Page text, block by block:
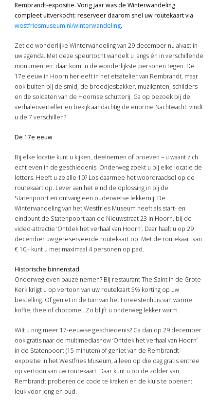
Rembrandt-expositie. Vorig jaar was de Winterwandeling
compleet uitverkocht: reserveer daarom snel uw routekaart via
westfriesmuseum.nl/winterwandeling.
Zet de wonderlijke Winterwandeling van 29 december nu alvast in
uw agenda. Met deze speurtocht wandelt u langs én in verschillende
monumenten: daar komt u de wonderlijkste personen tegen. De
17e eeuw in Hoorn herleeft in het etsatelier van Rembrandt, maar
ook buiten bij de smid, de broodjesbakker, muzikanten, schilders
en de soldaten van de Hoornse schutterij. Ga op bezoek bij de
verhalenverteller en bekijk aandachtig de enorme Nachtwacht: vindt
u de 7 verschillen?
De 17e eeuw
Bij elke locatie kunt u kijken, deelnemen of proeven – u waant zich
echt even in de geschiedenis. Onderweg zoekt u bij elke locatie de
letters. Heeft u ze alle 10? Los daarmee het woordraadsel op de
routekaart op. Lever aan het eind de oplossing in bij de
Statenpoort en ontvang een ouderwetse lekkernij. De
Winterwandeling van het Westfries Museum heeft als start- en
eindpunt de Statenpoort aan de Nieuwstraat 23 in Hoorn, bij de
video-attractie ‘Ontdek het verhaal van Hoorn’. Daar haalt u op 29
december uw gereserveerde routekaart op. Met de routekaart van
€ 10,- kunt u met maximaal 4 personen op pad.
Historische binnenstad
Onderweg even pauze nemen? Bij restaurant The Saint in de Grote
Kerk krijgt u op vertoon van uw routekaart 5% korting op uw
bestelling. Of geniet in de tuin van het Foreestenhuis van warme
koffie, thee of chocomel. Zo blijft u onderweg lekker warm.
Wilt u nog meer 17-eeuwse geschiedenis? Ga dan op 29 december
ook gratis naar de multimediashow ‘Ontdek het verhaal van Hoorn’
in de Statenpoort (15 minuten) of geniet van de Rembrandt-
expositie in het Westfries Museum, alleen op die dag gratis entree
op vertoon van uw routekaart. Daar kunt u op de zolder van
Rembrandt proberen de code te kraken en de kluis te openen:
leuk voor jong en oud.